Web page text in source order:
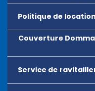
Politique de
Couverture
Service de